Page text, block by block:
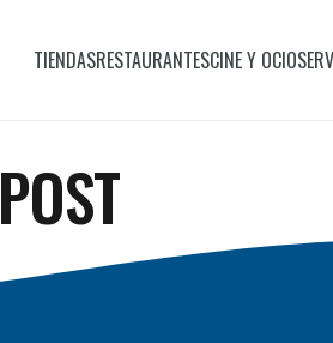
TIENDASRESTAURANTESCINE Y OCIO
POST